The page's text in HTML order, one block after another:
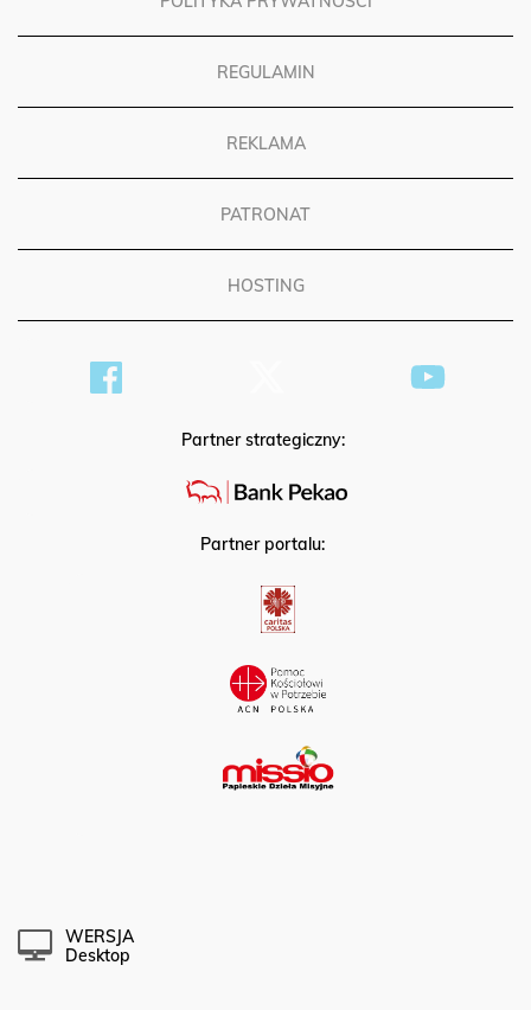
POLITYKA PRYWATNOŚCI
REGULAMIN
REKLAMA
PATRONAT
HOSTING
Partner strategiczny:
Partner portalu:
WERSJA
Desktop